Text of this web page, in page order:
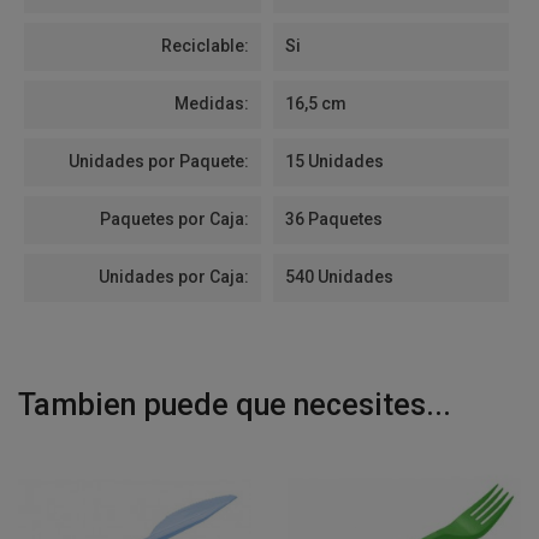
Reciclable: Si
Medidas: 16,5 cm
Unidades por Paquete: 15 Unidades
Paquetes por Caja: 36 Paquetes
Unidades por Caja: 540 Unidades
Tambien puede que necesites...